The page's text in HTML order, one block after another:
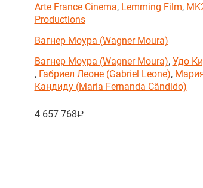
Arte France Cinema, Lemming Film,
Productions
Вагнер Моура (Wagner Moura)
Вагнер Моура (Wagner Moura), Удо
, Габриел Леоне (Gabriel Leone),
Кандиду (Maria Fernanda Cândido)
4 657 768руб.